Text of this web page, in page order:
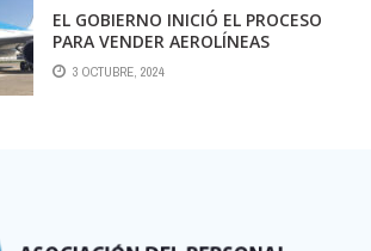
EL GOBIERNO INICIÓ EL PROCESO
PARA VENDER AEROLÍNEAS
ARGENTINAS
3 OCTUBRE, 2024